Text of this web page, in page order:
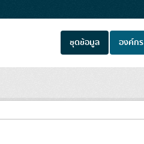
ชุดข้อมูล องค์กร